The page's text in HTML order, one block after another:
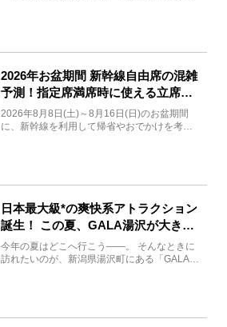
2026年お盆期間 新幹線自由席の混雑
予測！指定席満席時に使える立席特
急券も解説
2026年8月8日(土)～8月16日(日)のお盆期間
に、新幹線を利用して帰省やおでかけを考え
日本最大級*の爽快系アトラクション
誕生！ この夏、GALA湯沢が大きく
生まれ変わる
今年の夏はどこへ行こう――。 そんなときに
訪れたいのが、新潟県湯沢町にある「GALA湯